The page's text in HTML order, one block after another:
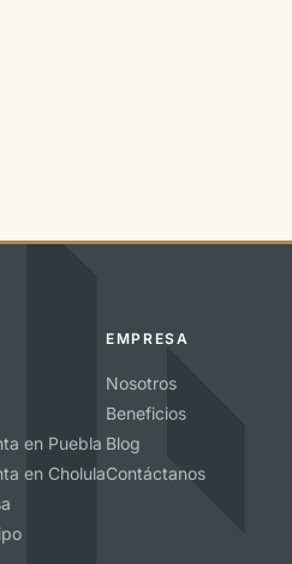
en Puebla
en Cholula
EMPRESA
Nosotros
Beneficios
Blog
Contáctanos